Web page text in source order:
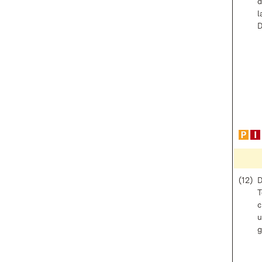
(12)